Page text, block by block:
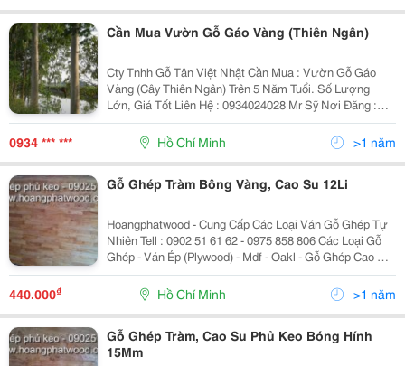
Cần Mua Vườn Gỗ Gáo Vàng (Thiên Ngân)
Cty Tnhh Gỗ Tân Việt Nhật Cần Mua : Vườn Gỗ Gáo
Vàng (Cây Thiên Ngân) Trên 5 Năm Tuổi. Số Lượng
Lớn, Giá Tốt Liên Hệ : 0934024028 Mr Sỹ Nơi Đăng :
Tphcm
0934 *** *** Hồ Chí Minh >1 năm
Gỗ Ghép Tràm Bông Vàng, Cao Su 12Li
Hoangphatwood - Cung Cấp Các Loại Ván Gỗ Ghép Tự
Nhiên Tell : 0902 51 61 62 - 0975 858 806 Các Loại Gỗ
Ghép - Ván Ép (Plywood) - Mdf - Oakl - Gỗ Ghép Cao Su
- Gỗ Ghép Tràm Bông Vàng - Ván Ép - Ván Plywood Chịu
Nước, Chống Ẩm... - Vá
440.000₫ Hồ Chí Minh >1 năm
Gỗ Ghép Tràm, Cao Su Phủ Keo Bóng Hính
15Mm